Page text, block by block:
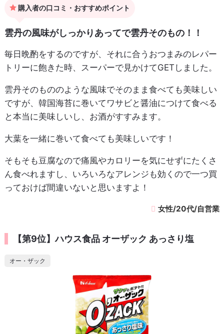
購入者の口コミ・おすすめポイント
雲丹の風味がしっかりあってで雲丹そのもの！！
毎日晩酌をするのですが、それに合うおつまみのレパー
トリーに飽きた時、スーパーで見かけてGETしました。
雲丹そのもののような風味でそのまま食べても美味しい
ですが、韓国海苔に巻いてワサビと醤油につけて食べる
と本当に美味しいし、お酒がすすみます。
大葉を一緒に巻いて食べても美味しいです！
そもそも豆腐なので痛風やカロリーを気にせずにたくさ
ん食べれますし、いろいろなアレンジも効くので一つ買
っておけば間違いないと思いますよ！
女性/20代/自営業
【第9位】ハウス食品 オーザック あっさり塩
オー・ザック